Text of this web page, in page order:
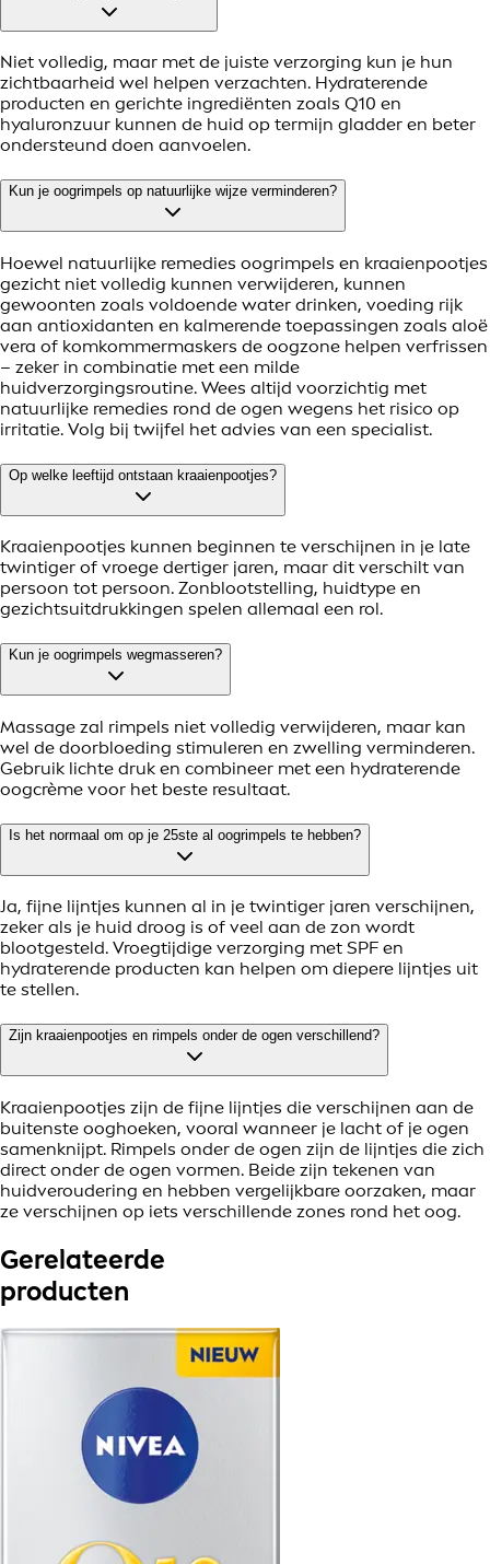
Niet volledig, maar met de juiste verzorging kun je hun
zichtbaarheid wel helpen verzachten. Hydraterende
producten en gerichte ingrediënten zoals Q10 en
hyaluronzuur kunnen de huid op termijn gladder en beter
ondersteund doen aanvoelen.
Kun je oogrimpels op natuurlijke wijze verminderen?
Hoewel natuurlijke remedies oogrimpels en kraaienpootjes
gezicht niet volledig kunnen verwijderen, kunnen
gewoonten zoals voldoende water drinken, voeding rijk
aan antioxidanten en kalmerende toepassingen zoals aloë
vera of komkommermaskers de oogzone helpen verfrissen
– zeker in combinatie met een milde
huidverzorgingsroutine. Wees altijd voorzichtig met
natuurlijke remedies rond de ogen wegens het risico op
irritatie. Volg bij twijfel het advies van een specialist.
Op welke leeftijd ontstaan kraaienpootjes?
Kraaienpootjes kunnen beginnen te verschijnen in je late
twintiger of vroege dertiger jaren, maar dit verschilt van
persoon tot persoon. Zonblootstelling, huidtype en
gezichtsuitdrukkingen spelen allemaal een rol.
Kun je oogrimpels wegmasseren?
Massage zal rimpels niet volledig verwijderen, maar kan
wel de doorbloeding stimuleren en zwelling verminderen.
Gebruik lichte druk en combineer met een hydraterende
oogcrème voor het beste resultaat.
Is het normaal om op je 25ste al oogrimpels te hebben?
Ja, fijne lijntjes kunnen al in je twintiger jaren verschijnen,
zeker als je huid droog is of veel aan de zon wordt
blootgesteld. Vroegtijdige verzorging met SPF en
hydraterende producten kan helpen om diepere lijntjes uit
te stellen.
Zijn kraaienpootjes en rimpels onder de ogen verschillend?
Kraaienpootjes zijn de fijne lijntjes die verschijnen aan de
buitenste ooghoeken, vooral wanneer je lacht of je ogen
samenknijpt. Rimpels onder de ogen zijn de lijntjes die zich
direct onder de ogen vormen. Beide zijn tekenen van
huidveroudering en hebben vergelijkbare oorzaken, maar
ze verschijnen op iets verschillende zones rond het oog.
Gerelateerde
producten